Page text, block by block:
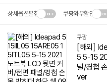
상세옵션펼침 쿠팡와우할인
설치 환경·지역에 따라
배송·설치비가 달라집니다.닫
기
쿠팡
[해외]
5 5-15
널/경첩
ver